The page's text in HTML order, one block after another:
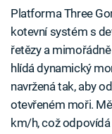
Platforma Three
kotevní systém s
řetězy a
hlídá dynamický
navržená tak, aby
otevřeném moři.
km/h, což